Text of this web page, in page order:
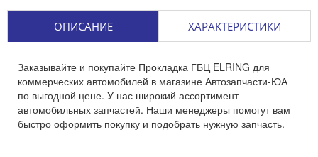
ОПИСАНИЕ ХАРАКТЕРИСТИКИ
Заказывайте и покупайте Прокладка ГБЦ ELRING для
коммерческих автомобилей в магазине Автозапчасти-ЮА
по выгодной цене. У нас широкий ассортимент
автомобильных запчастей. Наши менеджеры помогут вам
быстро оформить покупку и подобрать нужную запчасть.